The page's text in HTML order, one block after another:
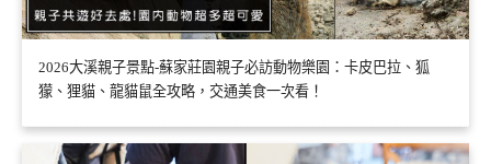
2026大溪親子景點-蘇家莊園親子必訪動物樂園：卡皮巴拉、狐
獴、狸貓、龍貓鼠全攻略，交通美食一次看！